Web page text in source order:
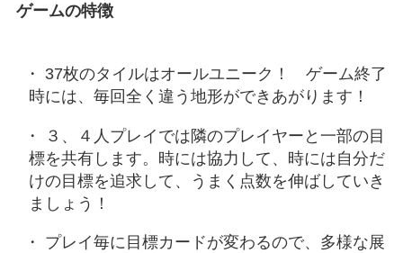
ゲームの特徴
37枚のタイルはオールユニーク！ ゲーム終了
時には、毎回全く違う地形ができあがります！
３、４人プレイでは隣のプレイヤーと一部の目
標を共有します。時には協力して、時には自分だ
けの目標を追求して、うまく点数を伸ばしていき
ましょう！
プレイ毎に目標カードが変わるので、多様な展